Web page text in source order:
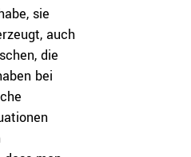
sie
auch
die
bei